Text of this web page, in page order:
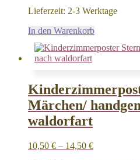
Lieferzeit: 2-3 Werktage
In den Warenkorb
Märchen/
waldorfart
10,50 € – 14,50 €